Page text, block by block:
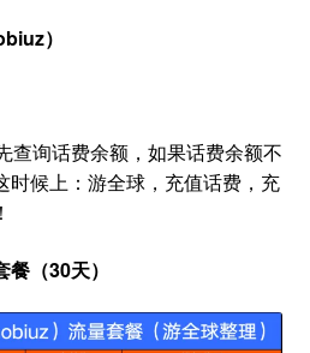
）
查询话费余额，如果话费余额不
时候上：游全球，充值话费，充
餐（30天）